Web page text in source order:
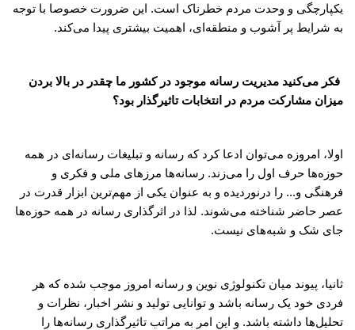
یکپارچگی و وحدت مردم خطرناک است. این ضرورت خصوصا با توجه
به شرایط پر آشوب و منطقه‌ای، اهمیت بیشتری پیدا می‌کند.
فکر می‌کنید مدیریت رسانه موجود در کشور ما چقدر در بالا بردن
میزان مشارکت مردم در انتخابات تاثیرگذار بود؟
اولا، امروزه می‌توان ادعا کرد که رسانه و تبلیغات رسانه‌ای در همه
حوزه‌ها حرف اول را می‌زند. رسانه‌ها مرزهای ملی و فکری و
فرهنگی و... را درنوردیده و به عنوان یکی از مهم‌ترین ابزار قدرت در
عصر حاضر شناخته می‌شوند. لذا در اثرگذاری رسانه در همه حوزه‌ها
جای شک و شبه‌های نیست.
ثانیا، پیوند میان تکنولوژی نوین و رسانه امروز موجب شده که هر
فردی خود یک رسانه باشد و توانایی تولید و نشر اخبار، نظرات و
تحلیل‌ها داشته باشد. و این امر به مراتب تاثیر‌گذاری رسانه‌ها را